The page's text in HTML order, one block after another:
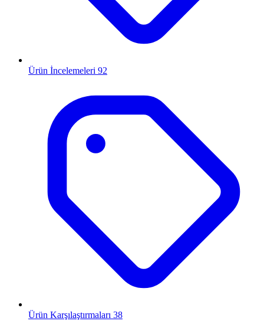
Ürün İncelemeleri 92
Ürün Karşılaştırmaları 38